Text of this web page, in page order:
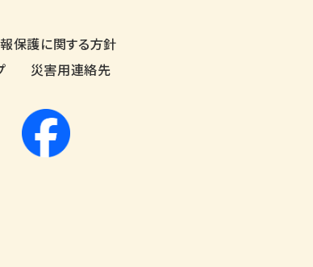
保護に関する方針
災害用連絡先